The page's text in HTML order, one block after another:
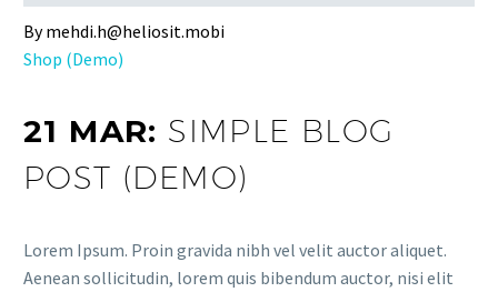
By mehdi.h@heliosit.mobi
Shop (Demo)
21 MAR: SIMPLE BLOG
POST (DEMO)
Lorem Ipsum. Proin gravida nibh vel velit auctor aliquet.
Aenean sollicitudin, lorem quis bibendum auctor, nisi elit